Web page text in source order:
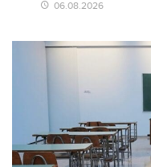
06.08.2026